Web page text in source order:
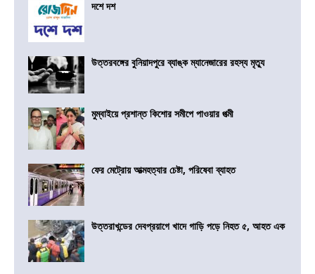
দশে দশ
উত্তরবঙ্গের বুনিয়াদপুরে ব্যাঙ্ক ম্যানেজারের রহস্য মৃত্যু
মুম্বাইয়ে প্রশান্ত কিশোর সমীপে পাওয়ার পত্মী
ফের মেট্রোয় আত্মহত্যার চেষ্টা, পরিষেবা ব্যাহত
উত্তরাখন্ডের দেবপ্রয়াগে খাদে গাড়ি পড়ে নিহত ৫, আহত এক